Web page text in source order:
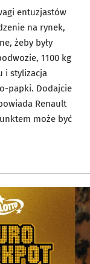
entuzjastów
na rynek,
żeby były
1100 kg
i stylizacja
papki. Dodajcie
Renault
może być